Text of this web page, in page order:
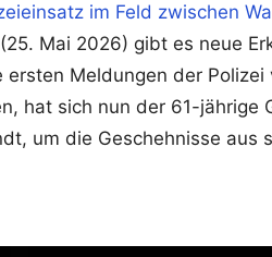
im Feld zwischen
Mai 2026) gibt es neue
Meldungen der Polizei
hat sich nun der 61-jährige
um die Geschehnisse aus